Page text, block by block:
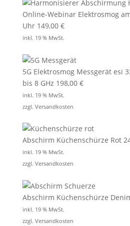
Online-Webinar Elektrosmog
Uhr 149,00 €
inkl. 19 % MwSt.
5G Elektrosmog Messgerät esi
bis 8 GHz 198,00 €
inkl. 19 % MwSt.
zzgl. Versandkosten
Abschirm Küchenschürze Rot
inkl. 19 % MwSt.
zzgl. Versandkosten
Abschirm Küchenschürze
inkl. 19 % MwSt.
zzgl. Versandkosten